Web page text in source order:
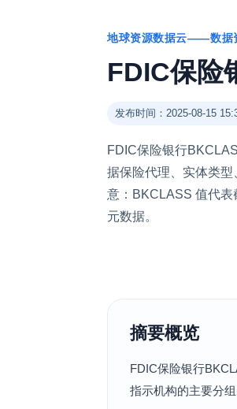
地球资源数据云——数据
FDIC保险
发布时间：2025-08-15
FDIC保险银行
据保险代理、实体类
意：BKCLASS 值代
元数据。
摘要概览
FDIC保险银行
指示机构的主要分